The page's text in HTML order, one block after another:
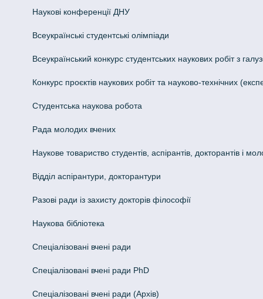
Наукові конференції ДНУ
Всеукраїнські студентські олімпіади
Всеукраїнський конкурс студентських наукових робіт з
Конкурс проєктів наукових робіт та науково-технічних
Студентська наукова робота
Рада молодих вчених
Наукове товариство студентів, аспірантів, докторантів і
Відділ аспірантури, докторантури
Разові ради із захисту докторів філософії
Наукова бібліотека
Спеціалізовані вчені ради
Спеціалізовані вчені ради PhD
Спеціалізовані вчені ради (Архів)